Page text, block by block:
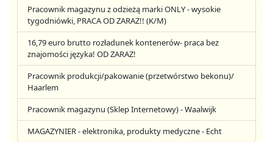
Pracownik magazynu z odzieżą marki ONLY - wysokie
tygodniówki, PRACA OD ZARAZ!! (K/M)
16,79 euro brutto rozładunek kontenerów- praca bez
znajomości języka! OD ZARAZ!
Pracownik produkcji/pakowanie (przetwórstwo bekonu)/
Haarlem
Pracownik magazynu (Sklep Internetowy) - Waalwijk
MAGAZYNIER - elektronika, produkty medyczne - Echt